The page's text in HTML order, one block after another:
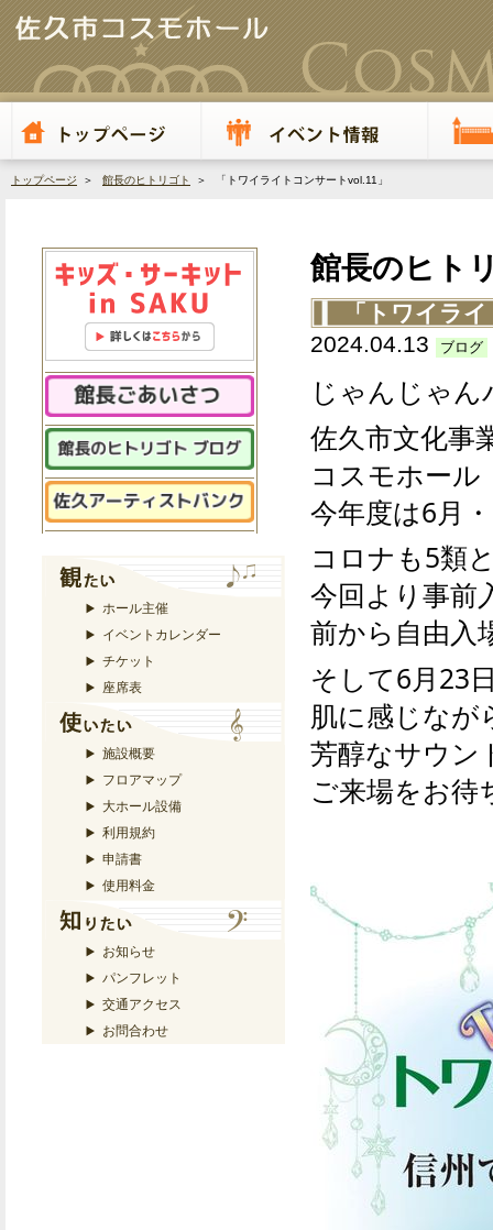
トップページ ＞ 館長のヒトリゴト ＞ 「トワイライトコンサートvol.11」
ホール主催
イベントカレンダー
チケット
座席表
施設概要
フロアマップ
大ホール設備
利用規約
申請書
使用料金
お知らせ
パンフレット
交通アクセス
お問合わせ
館長のヒト
「トワイラ
2024.04.13
ブログ
じゃんじゃ
佐久市文化事
コスモホー
今年度は6月
コロナも5類
今回より事前
前から自由入
そして6月23
肌に感じなが
芳醇なサウン
ご来場をお待